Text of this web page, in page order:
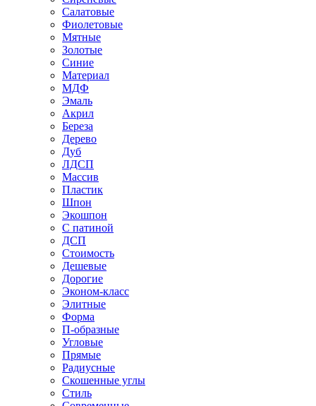
Салатовые
Фиолетовые
Мятные
Золотые
Синие
Материал
МДФ
Эмаль
Акрил
Береза
Дерево
Дуб
ЛДСП
Массив
Пластик
Шпон
Экошпон
С патиной
ДСП
Стоимость
Дешевые
Дорогие
Эконом-класс
Элитные
Форма
П-образные
Угловые
Прямые
Радиусные
Скошенные углы
Стиль